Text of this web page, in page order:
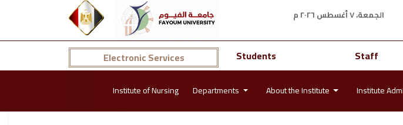
الجمعة، ٧ أغسطس ٢٠٢٦ م
Electronic Services Students Staff
Institute of Nursing Departments About the Institute Institute